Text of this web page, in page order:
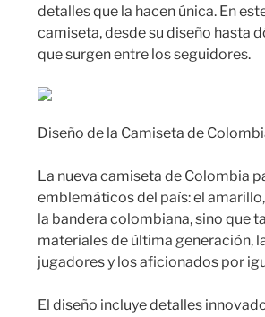
detalles que la hacen única. En
camiseta, desde su diseño hasta
que surgen entre los seguidores.
Diseño de la Camiseta de
La nueva camiseta de Colombia
emblemáticos del país: el
la bandera colombiana, sino que
materiales de última generación,
jugadores y los aficionados por
El diseño incluye detalles